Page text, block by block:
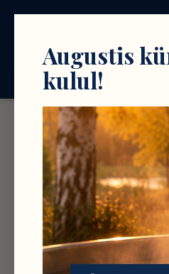
Augustis
kulul!